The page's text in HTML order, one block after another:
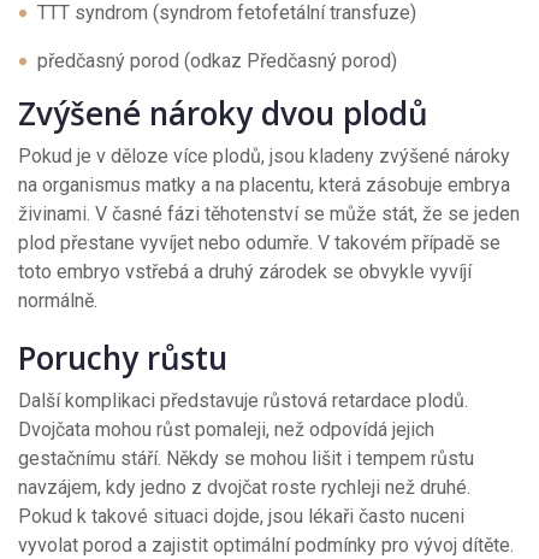
TTT syndrom (syndrom fetofetální transfuze)
předčasný porod (odkaz Předčasný porod)
Zvýšené nároky dvou plodů
Pokud je v děloze více plodů, jsou kladeny zvýšené nároky
na organismus matky a na placentu, která zásobuje embrya
živinami. V časné fázi těhotenství se může stát, že se jeden
plod přestane vyvíjet nebo odumře. V takovém případě se
toto embryo vstřebá a druhý zárodek se obvykle vyvíjí
normálně.
Poruchy růstu
Další komplikaci představuje růstová retardace plodů.
Dvojčata mohou růst pomaleji, než odpovídá jejich
gestačnímu stáří. Někdy se mohou lišit i tempem růstu
navzájem, kdy jedno z dvojčat roste rychleji než druhé.
Pokud k takové situaci dojde, jsou lékaři často nuceni
vyvolat porod a zajistit optimální podmínky pro vývoj dítěte.